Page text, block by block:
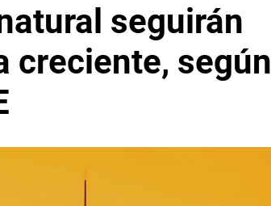
seguirán
creciente, según